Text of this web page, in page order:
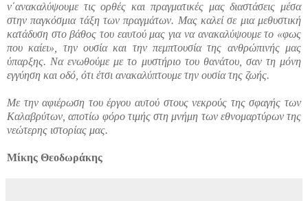
ν΄ανακαλύψουμε τις ορθές και πραγματικές μας διαστάσεις μέσα
στην παγκόσμια τάξη των πραγμάτων. Μας καλεί σε μια μεθυστική
κατάδυση στο βάθος του εαυτού μας για να ανακαλύψουμε το «φως
που καίει», την ουσία και την πεμπτουσία της ανθρώπινής μας
ύπαρξης. Να ενωθούμε με το μυστήριο του θανάτου, σαν τη μόνη
εγγύηση και οδό, ότι έτσι ανακαλύπτουμε την ουσία της ζωής.
Με την αφιέρωση του έργου αυτού στους νεκρούς της σφαγής των
Καλαβρύτων, αποτίω φόρο τιμής στη μνήμη των εθνομαρτύρων της
νεώτερης ιστορίας μας.
Μίκης Θεοδωράκης